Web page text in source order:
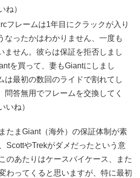
ね）
フレームは1年目にクラックが入り
なったかはわかりません、一度も
ません。彼らは保証を拒否しまし
を買って、妻もGiantにしまし
は最初の数回のライドで割れてし
問答無用でフレームを交換してく
いね）
たまGiant（海外）の保証体制が素
ScottやTrekがダメだったという意
のあたりはケースバイケース、また
わってくると思いますが、特に最初